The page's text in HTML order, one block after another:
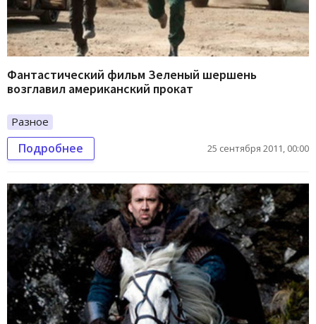
Фантастический фильм Зеленый шершень
возглавил американский прокат
Разное
Подробнее 25 сентября 2011, 00:00